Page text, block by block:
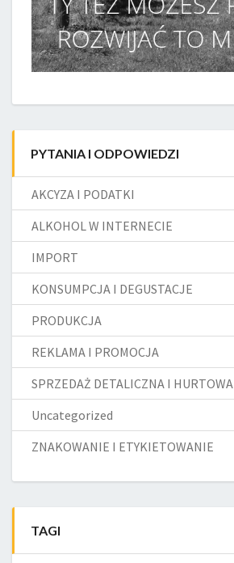
PYTANIA I ODPOWIEDZI
AKCYZA I PODATKI
ALKOHOL W INTERNECIE
IMPORT
KONSUMPCJA I DEGUSTACJE
PRODUKCJA
REKLAMA I PROMOCJA
SPRZEDAŻ DETALICZNA I HURTOWA
Uncategorized
ZNAKOWANIE I ETYKIETOWANIE
TAGI